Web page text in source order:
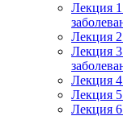
Лекция
Лекция
Лекция
Лекция
Лекция
Лекция 6